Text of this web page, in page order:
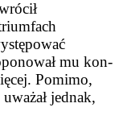
mu kon­
Pomimo,
jednak,